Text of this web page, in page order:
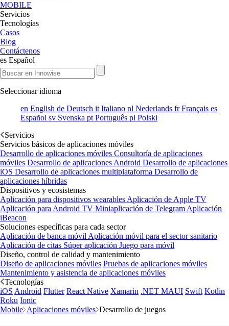
MOBILE
Servicios
Tecnologías
Casos
Blog
Contáctenos
es Español
Seleccionar idioma
en English de Deutsch it Italiano nl Nederlands frFrançais es
Español sv Svenska pt Português pl Polski
Servicios
Servicios básicos de aplicaciones móviles
Desarrollo de aplicaciones móviles Consultoría de aplicaciones
móviles Desarrollo de aplicaciones Android Desarrollo de aplicaciones
iOS Desarrollo de aplicaciones multiplataforma Desarrollo de
aplicaciones híbridas
Dispositivos y ecosistemas
Aplicación para dispositivos wearables Aplicación de Apple TV
Aplicación para Android TV Miniaplicación de Telegram Aplicación
iBeacon
Soluciones específicas para cada sector
Aplicación de banca móvil Aplicación móvil para el sector sanitario
Aplicación de citas Súper aplicación Juego para móvil
Diseño, control de calidad y mantenimiento
Diseño de aplicaciones móviles Pruebas de aplicaciones móviles
Mantenimiento y asistencia de aplicaciones móviles
Tecnologías
iOS Android Flutter React Native Xamarin .NET MAUI Swift Kotlin
Roku Ionic
Mobile Aplicaciones móviles Desarrollo de juegos